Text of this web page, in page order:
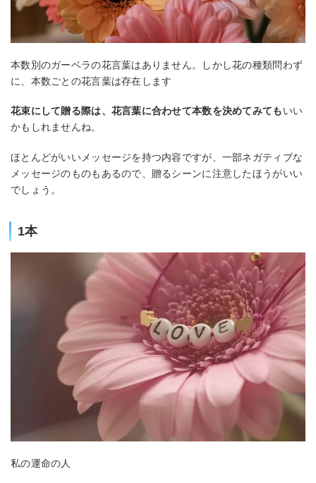
本数別のガーベラの花言葉はありません。しかし花の種類問わず
に、本数ごとの花言葉は存在します
花束にして贈る際は、花言葉に合わせて本数を決めてみてもいい
かもしれませんね。
ほとんどがいいメッセージを持つ内容ですが、一部ネガティブな
メッセージのものもあるので、贈るシーンに注意したほうがいい
でしょう。
1本
私の運命の人